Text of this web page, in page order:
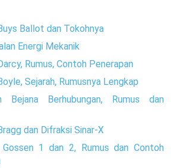
Ballot dan Tokohnya
Energi Mekanik
Rumus, Contoh Penerapan
Sejarah, Rumusnya Lengkap
Bejana Berhubungan, Rumus dan
dan Difraksi Sinar-X
Gossen 1 dan 2, Rumus dan Contoh